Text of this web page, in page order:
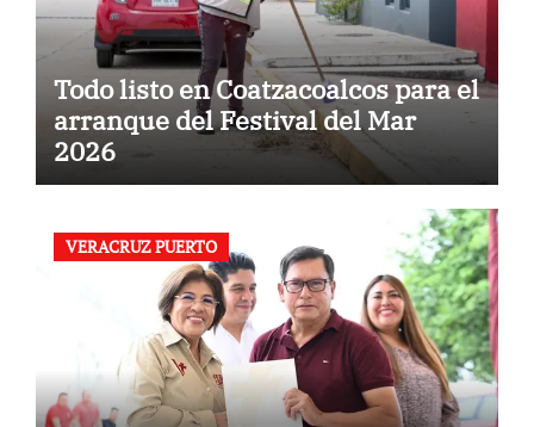
Todo listo en Coatzacoalcos para el
arranque del Festival del Mar
2026
VERACRUZ PUERTO